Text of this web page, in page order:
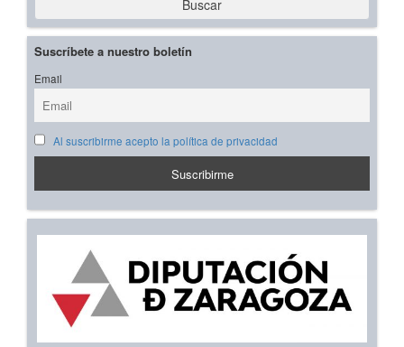
Buscar
Suscríbete a nuestro boletín
Email
Al suscribirme acepto la política de privacidad